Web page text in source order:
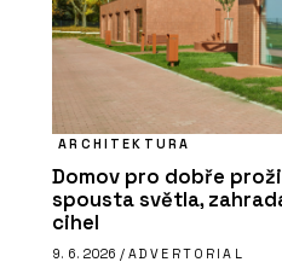
ARCHITEKTURA
Domov pro dobře
spousta světla,
cihel
9. 6. 2026 / ADVERTORIAL